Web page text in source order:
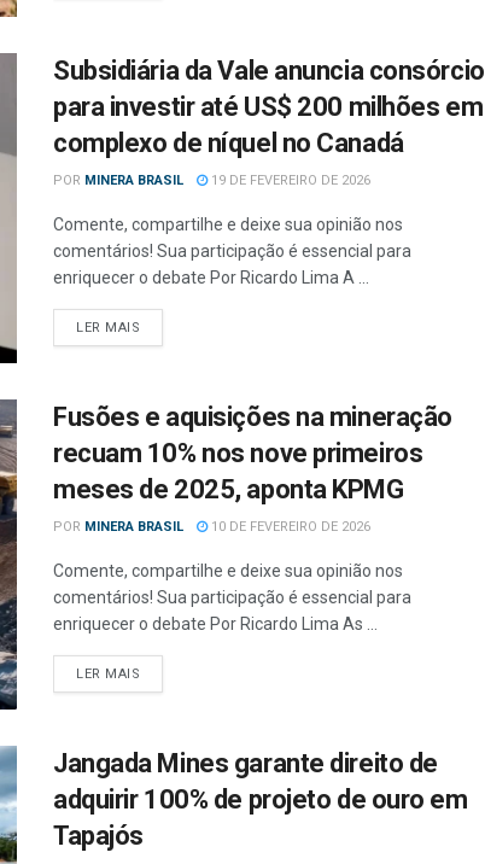
Subsidiária da Vale anuncia consórcio
para investir até US$ 200 milhões em
complexo de níquel no Canadá
POR MINERA BRASIL 19 DE FEVEREIRO DE 2026
Comente, compartilhe e deixe sua opinião nos
comentários! Sua participação é essencial para
enriquecer o debate Por Ricardo Lima A ...
LER MAIS
Fusões e aquisições na mineração
recuam 10% nos nove primeiros
meses de 2025, aponta KPMG
POR MINERA BRASIL 10 DE FEVEREIRO DE 2026
Comente, compartilhe e deixe sua opinião nos
comentários! Sua participação é essencial para
enriquecer o debate Por Ricardo Lima As ...
LER MAIS
Jangada Mines garante direito de
adquirir 100% de projeto de ouro em
Tapajós